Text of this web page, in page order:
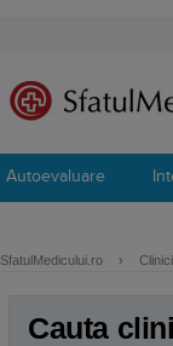
Autoevaluare
SfatulMedicului.ro ›
Cauta